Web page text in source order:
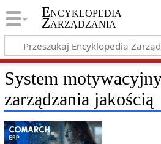
Encyklopedia
Zarządzania
System
zarządzania jakością